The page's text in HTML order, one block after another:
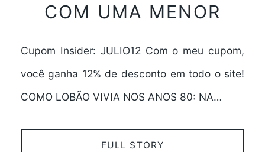
COM UMA MENOR
Cupom Insider: JULIO12 Com o meu cupom,
você ganha 12% de desconto em todo o site!
COMO LOBÃO VIVIA NOS ANOS 80: NA…
FULL STORY